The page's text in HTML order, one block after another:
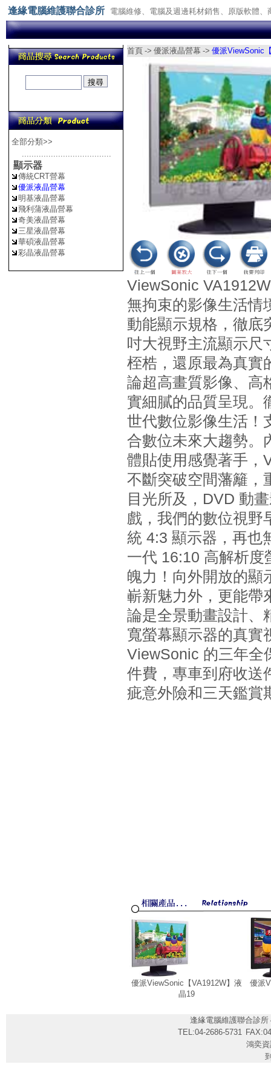
逢緣電腦維護聯合診所 電腦維修、電腦及週邊耗材銷售、原版軟體
全部分類>>
.....................................
顯示器
傳統CRT營幕
優派液晶營幕
明基液晶營幕
飛利蒲液晶營幕
奇美液晶營幕
三星液晶營幕
華碩液晶營幕
彩晶液晶營幕
首頁 -> 優派液晶營幕 -> 優派ViewSonic
ViewSonic
無拘束的影像生活情
動能顯示規格，徹底
吋大視野主流顯示尺
桎梏，還原最為真實
論超高畫質影像、高
實細膩的品質呈現。
世代數位影像生活！
合數位未來大趨勢。
體貼使用感覺著手，
不斷突破空間藩籬，
目光所及，DVD 動
戲，我們的數位視野
統 4:3 顯示器，再也
一代 16:10 高解析度
魄力！向外開放的顯
嶄新魅力外，更能帶
論是全景動畫設計、
寬螢幕顯示器的真實
ViewSonic 的三年全
件費，專車到府收送
疵意外險和三天鑑賞
優派ViewSonic【VA1912W】液
晶19
優派
逢緣電腦維護聯合診所
TEL:04-2686-5731
鴻奕